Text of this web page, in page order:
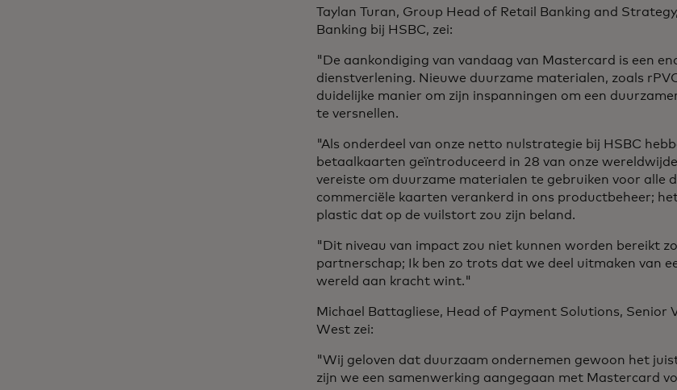
Taylan Turan, Group Head of Retail Banking and
Banking bij HSBC, zei:
"De aankondiging van vandaag van Mastercard is een
dienstverlening. Nieuwe duurzame materialen, zoals
duidelijke manier om zijn inspanningen om een
te versnellen.
"Als onderdeel van onze netto nulstrategie bij HSBC
betaalkaarten geïntroduceerd in 28 van onze
vereiste om duurzame materialen te gebruiken voor alle
commerciële kaarten verankerd in ons productbeheer;
plastic dat op de vuilstort zou zijn beland.
"Dit niveau van impact zou niet kunnen worden bereikt
partnerschap; Ik ben zo trots dat we deel uitmaken van
wereld aan kracht wint."
Michael Battagliese, Head of Payment Solutions, Senior
West zei:
"Wij geloven dat duurzaam ondernemen gewoon het
zijn we een samenwerking aangegaan met Mastercard